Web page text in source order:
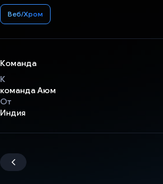
Веб/Хром
Команда
К
команда Аюм
От
Индия